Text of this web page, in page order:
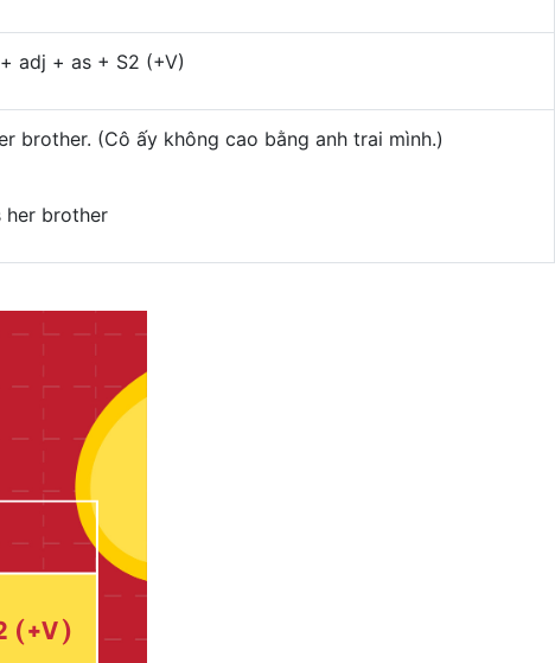
+ adj + as + S2 (+V)
brother. (Cô ấy không cao bằng anh trai mình.)
her brother